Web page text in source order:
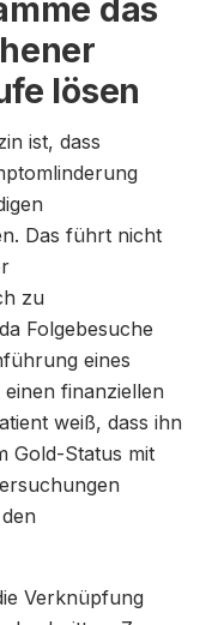
das
lösen
ist, dass
Das führt nicht
zu
Folgebesuche
eines
finanziellen
weiß, dass ihn
Gold-Status mit
Verknüpfung